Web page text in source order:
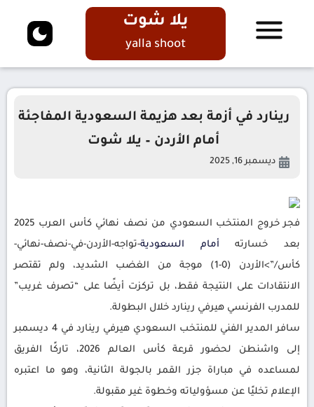
يلا شوت
yalla shoot
رينارد في أزمة بعد هزيمة السعودية المفاجئة
أمام الأردن – يلا شوت
ديسمبر 16, 2025
فجر خروج المنتخب السعودي من نصف نهائي كأس العرب 2025
بعد خسارته أمام السعودية-تواجه-الأردن-في-نصف-نهائي-
كأس/”>الأردن (0-1) موجة من الغضب الشديد، ولم تقتصر
الانتقادات على النتيجة فقط، بل تركزت أيضًا على “تصرف غريب”
للمدرب الفرنسي هيرفي رينارد خلال البطولة.
سافر المدير الفني للمنتخب السعودي هيرفي رينارد في 4 ديسمبر
إلى واشنطن لحضور قرعة كأس العالم 2026، تاركًا الفريق
لمساعده في مباراة جزر القمر بالجولة الثانية، وهو ما اعتبره
الإعلام تخليًا عن مسؤولياته وخطوة غير مقبولة.